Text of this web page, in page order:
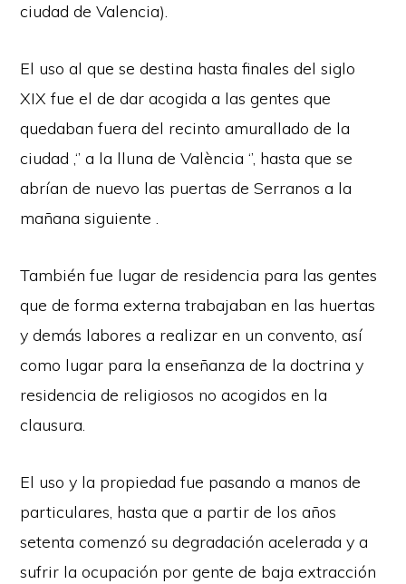
ciudad de Valencia).
El uso al que se destina hasta finales del siglo
XIX fue el de dar acogida a las gentes que
quedaban fuera del recinto amurallado de la
ciudad ,‘’ a la lluna de València ‘’, hasta que se
abrían de nuevo las puertas de Serranos a la
mañana siguiente .
También fue lugar de residencia para las gentes
que de forma externa trabajaban en las huertas
y demás labores a realizar en un convento, así
como lugar para la enseñanza de la doctrina y
residencia de religiosos no acogidos en la
clausura.
El uso y la propiedad fue pasando a manos de
particulares, hasta que a partir de los años
setenta comenzó su degradación acelerada y a
sufrir la ocupación por gente de baja extracción